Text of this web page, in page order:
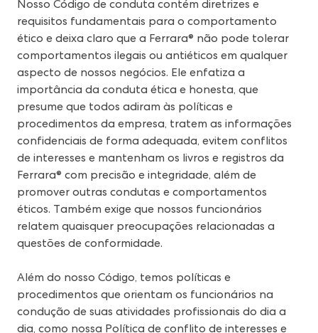
Nosso Código de conduta contém diretrizes e
requisitos fundamentais para o comportamento
ético e deixa claro que a Ferrara® não pode tolerar
comportamentos ilegais ou antiéticos em qualquer
aspecto de nossos negócios. Ele enfatiza a
importância da conduta ética e honesta, que
presume que todos adiram às políticas e
procedimentos da empresa, tratem as informações
confidenciais de forma adequada, evitem conflitos
de interesses e mantenham os livros e registros da
Ferrara® com precisão e integridade, além de
promover outras condutas e comportamentos
éticos. Também exige que nossos funcionários
relatem quaisquer preocupações relacionadas a
questões de conformidade.
Além do nosso Código, temos políticas e
procedimentos que orientam os funcionários na
condução de suas atividades profissionais do dia a
dia, como nossa Política de conflito de interesses e